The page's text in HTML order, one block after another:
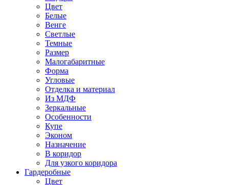
Цвет
Белые
Венге
Светлые
Темные
Размер
Малогабаритные
Форма
Угловые
Отделка и материал
Из МДФ
Зеркальные
Особенности
Купе
Эконом
Назначение
В коридор
Для узкого коридора
Гардеробные
Цвет